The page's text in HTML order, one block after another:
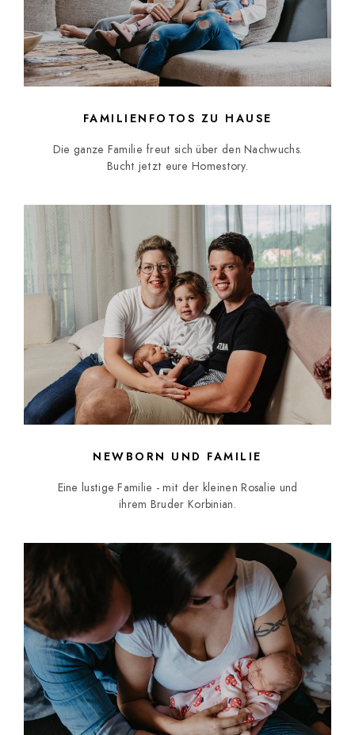
FAMILIENFOTOS ZU HAUSE
Die ganze Familie freut sich über den Nachwuchs.
Bucht jetzt eure Homestory.
NEWBORN UND FAMILIE
Eine lustige Familie - mit der kleinen Rosalie und
ihrem Bruder Korbinian.